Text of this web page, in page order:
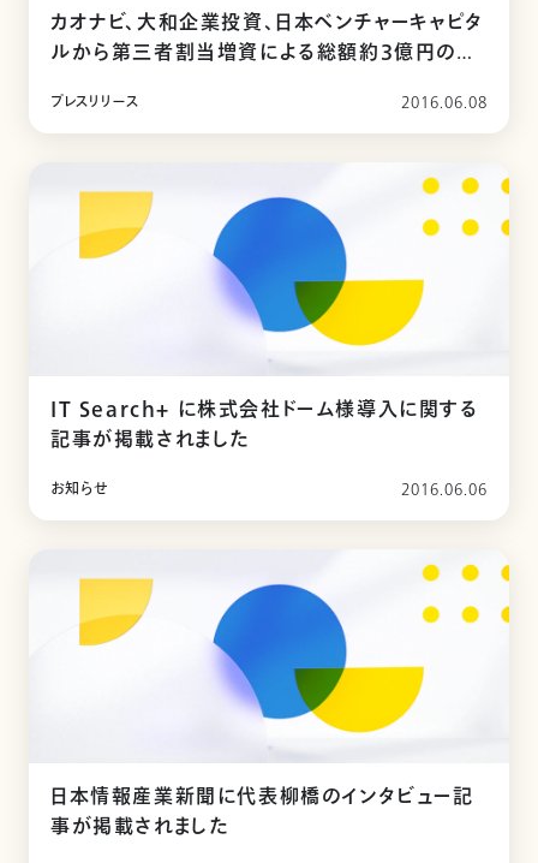
カオナビ、大和企業投資、日本ベンチャーキャピタ
ルから第三者割当増資による総額約3億円の資
プレスリリース 2016.06.08
IT Search+ に株式会社ドーム様導入に関する
記事が掲載されました
お知らせ 2016.06.06
日本情報産業新聞に代表柳橋のインタビュー記
事が掲載されました